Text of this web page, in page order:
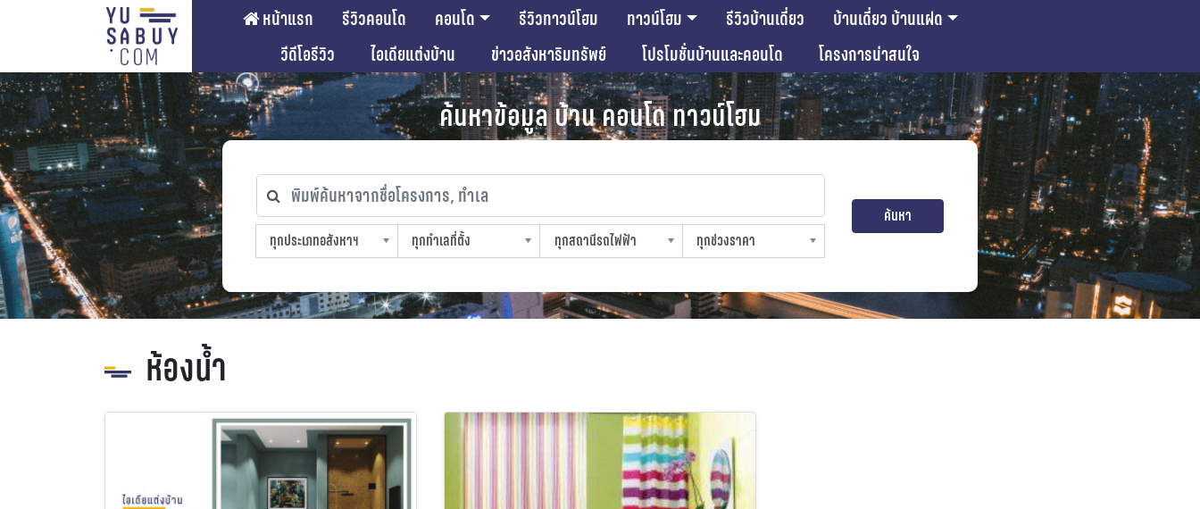
หน้าแรก รีวิวคอนโด คอนโด รีวิวทาวน์โฮม ทาวน์โฮม รีวิวบ้านเดี่ยว
บ้านเดี่ยว บ้านแฝด
วีดีโอรีวิว
ไอเดียแต่งบ้าน ข่าวอสังหาริมทรัพย์ โปรโมชั่นบ้านและคอนโด โครงการน่าสนใจ
ค้นหาข้อมูล บ้าน คอนโด ทาวน์โฮม
พิมพ์ค้นหาจากชื่อโครงการ, ทำเล
ทุกประเภทอสังหาฯ
ทุกประเภทอสังหาฯ
ทุกทำเลที่ตั้ง
ทุกทำเลที่ตั้ง
ทุกสถานีรถไฟฟ้า
ทุกสถานีรถไฟฟ้า
ทุกช่วงราคา
ทุกช่วงราคา
ค้นหา
ห้องน้ำ